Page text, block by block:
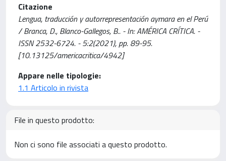
Citazione
Lengua, traducción y autorrepresentación aymara en el Perú
/ Branca, D., Blanco-Gallegos, B.. - In: AMÉRICA CRÍTICA. -
ISSN 2532-6724. - 5:2(2021), pp. 89-95.
[10.13125/americacritica/4942]
Appare nelle tipologie:
1.1 Articolo in rivista
File in questo prodotto:
Non ci sono file associati a questo prodotto.